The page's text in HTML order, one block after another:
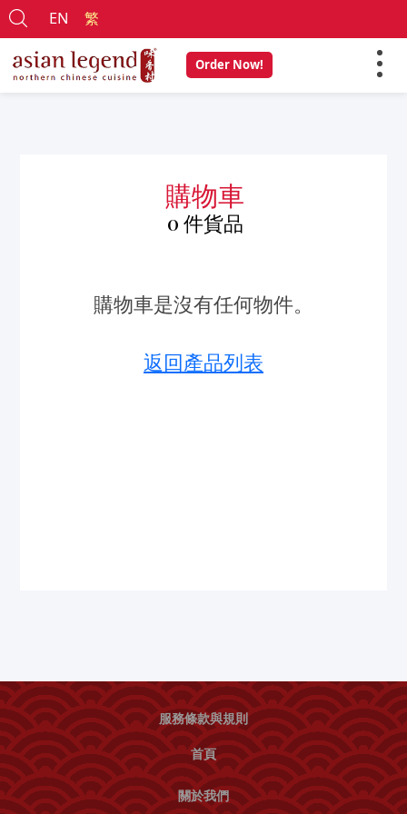
EN 繁
Order Now!
購物車
0 件貨品
購物車是沒有任何物件。
返回產品列表
服務條款與規則
首頁
關於我們